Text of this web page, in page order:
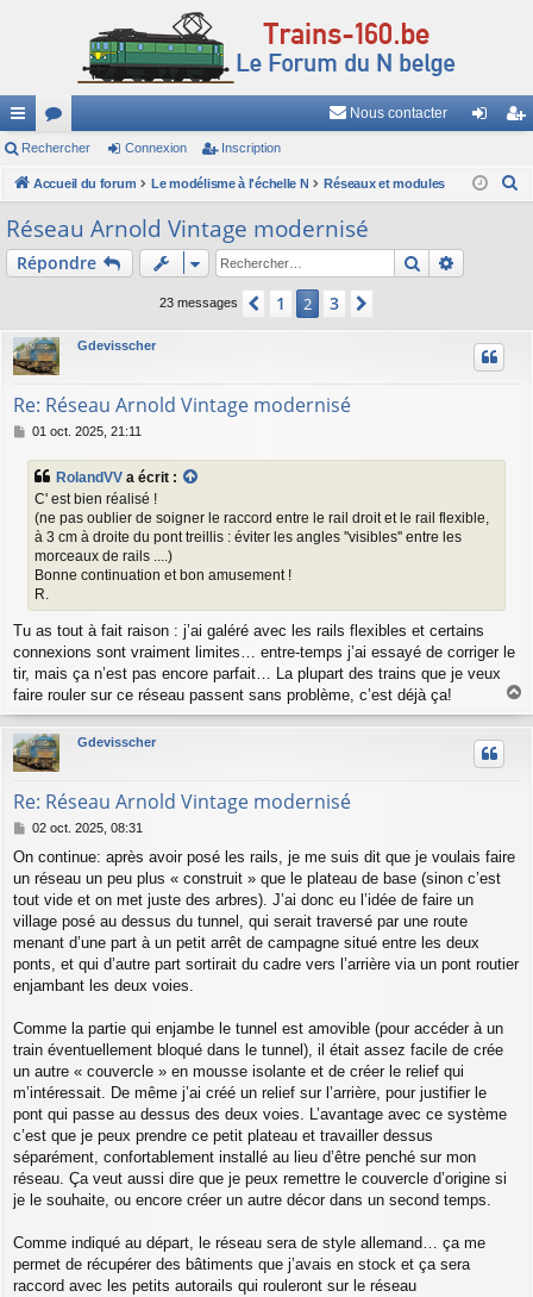
ac
co
ur
ci
or
u
s
Nous contacter
ne cri
Rechercher Connexion Inscription
Accueil du forum Le modélisme à l'échelle N Réseaux et modules
Réseau Arnold Vintage modernisé
Répondre Rechercher
23 messages Précédent
1 2 3
Gdevisscher
Re: Réseau Arnold Vintage modernisé
M
s
01 oct. 2025, 21:11
RolandVV a écrit :
C' est bien réalisé !
(ne pas oublier de soigner le raccord entre le rail droit et le rail flexible,
à 3 cm à droite du pont treillis : éviter les angles ''visibles'' entre les
morceaux de rails ....)
Bonne continuation et bon amusement !
R.
Tu as tout à fait raison : j’ai galéré avec les rails flexibles et certains
connexions sont vraiment limites… entre-temps j’ai essayé de corriger le
tir, mais ça n’est pas encore parfait… La plupart des trains que je veux
faire rouler sur ce réseau passent sans problème, c’est déjà ça!
a
u
Gdevisscher
Re: Réseau Arnold Vintage modernisé
M
s
s
a
g
02 oct. 2025, 08:31
On continue: après avoir posé les rails, je me suis dit que je voulais faire
un réseau un peu plus « construit » que le plateau de base (sinon c’est
tout vide et on met juste des arbres). J’ai donc eu l’idée de faire un
village posé au dessus du tunnel, qui serait traversé par une route
menant d’une part à un petit arrêt de campagne situé entre les deux
ponts, et qui d’autre part sortirait du cadre vers l’arrière via un pont routier
enjambant les deux voies.
Comme la partie qui enjambe le tunnel est amovible (pour accéder à un
train éventuellement bloqué dans le tunnel), il était assez facile de crée
un autre « couvercle » en mousse isolante et de créer le relief qui
m’intéressait. De même j’ai créé un relief sur l’arrière, pour justifier le
pont qui passe au dessus des deux voies. L’avantage avec ce système
c’est que je peux prendre ce petit plateau et travailler dessus
séparément, confortablement installé au lieu d’être penché sur mon
réseau. Ça veut aussi dire que je peux remettre le couvercle d’origine si
je le souhaite, ou encore créer un autre décor dans un second temps.
Comme indiqué au départ, le réseau sera de style allemand… ça me
permet de récupérer des bâtiments que j’avais en stock et ça sera
raccord avec les petits autorails qui rouleront sur le réseau